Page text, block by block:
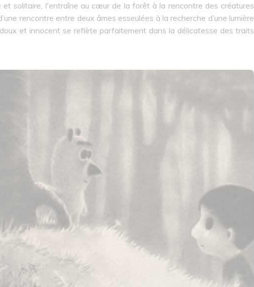
et solitaire, l'entraîne au cœur de la forêt à la rencontre des créatures
rencontre entre deux âmes esseulées à la recherche d’une lumière
et innocent se reflète parfaitement dans la délicatesse des traits